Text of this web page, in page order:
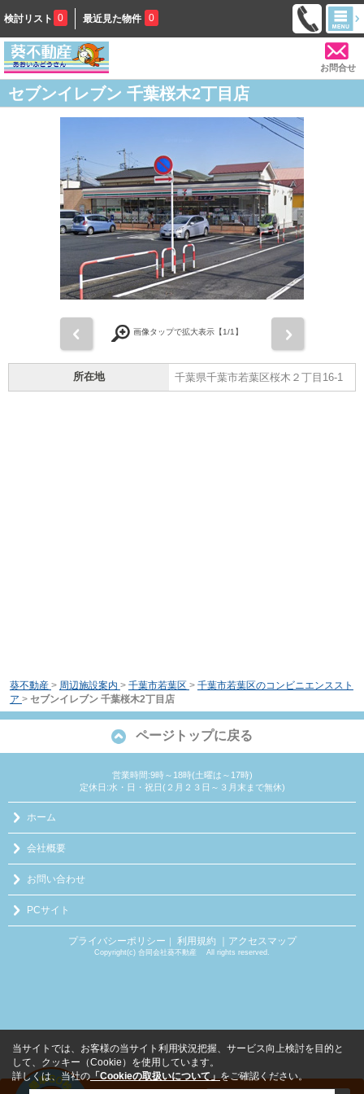
検討リスト 0 最近見た物件 0
お問合せ
セブンイレブン 千葉桜木2丁目店
画像タップで拡大表示【1/1】
所在地 千葉県千葉市若葉区桜木２丁目16-1
葵不動産 > 周辺施設案内 > 千葉市若葉区 > 千葉市若葉区のコンビニエンススト
ア > セブンイレブン 千葉桜木2丁目店
ページトップに戻る
営業時間:9時～18時(土曜は～17時)
定休日:水・日・祝日(２月２３日～３月末まで無休)
ホーム
会社概要
お問い合わせ
PCサイト
プライバシーポリシー ｜ 利用規約 ｜アクセスマップ
Copyright(c) 合同会社葵不動産 All rights reserved.
当サイトでは、お客様の当サイト利用状況把握、サービス向上検討を目的と
して、クッキー（Cookie）を使用しています。
詳しくは、当社の「Cookieの取扱いについて」をご確認ください。